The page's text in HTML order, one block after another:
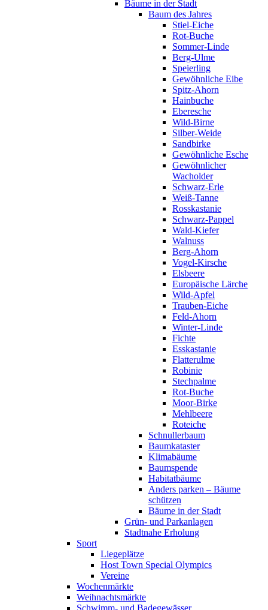
Bäume in der Stadt
Baum des Jahres
Stiel-Eiche
Rot-Buche
Sommer-Linde
Berg-Ulme
Speierling
Gewöhnliche Eibe
Spitz-Ahorn
Hainbuche
Eberesche
Wild-Birne
Silber-Weide
Sandbirke
Gewöhnliche Esche
Gewöhnlicher
Wacholder
Schwarz-Erle
Weiß-Tanne
Rosskastanie
Schwarz-Pappel
Wald-Kiefer
Walnuss
Berg-Ahorn
Vogel-Kirsche
Elsbeere
Europäische Lärche
Wild-Apfel
Trauben-Eiche
Feld-Ahorn
Winter-Linde
Fichte
Esskastanie
Flatterulme
Robinie
Stechpalme
Rot-Buche
Moor-Birke
Mehlbeere
Roteiche
Schnullerbaum
Baumkataster
Klimabäume
Baumspende
Habitatbäume
Anders parken – Bäume
schützen
Bäume in der Stadt
Grün- und Parkanlagen
Stadtnahe Erholung
Sport
Liegeplätze
Host Town Special Olympics
Vereine
Wochenmärkte
Weihnachtsmärkte
Schwimm- und Badegewässer